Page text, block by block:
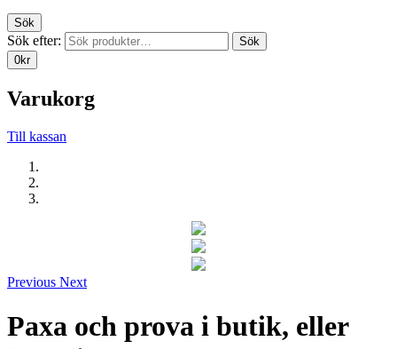
Sök
Sök efter:
Sök
0kr
Varukorg
Till kassan
Previous Next
Paxa och prova i butik, eller